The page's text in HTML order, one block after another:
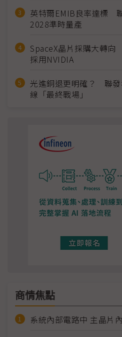
英特爾EMIB良率達標
2028準時量產
SpaceX晶片採購大轉
採用NVIDIA
光進銅退更明確？ 聯發
線「最終戰場」
商情焦點
系統內部電路中 主晶片